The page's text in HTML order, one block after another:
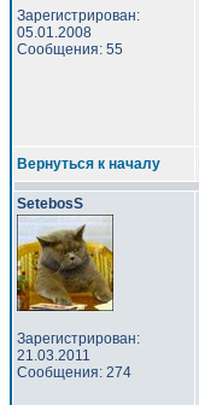
Зарегистрирован:
05.01.2008
Сообщения: 55
Вернуться к началу
SetebosS
Зарегистрирован:
21.03.2011
Сообщения: 274